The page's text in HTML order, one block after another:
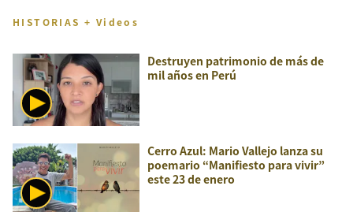
HISTORIAS + Videos
Destruyen patrimonio de más de
mil años en Perú
Cerro Azul: Mario Vallejo lanza su
poemario “Manifiesto para vivir”
este 23 de enero